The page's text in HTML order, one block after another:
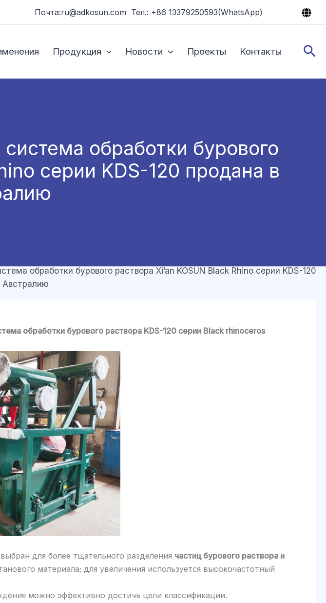
Почта:ru@adkosun.com Тел.: +86 13379250593(WhatsApp)
Продукция Новости Проекты Контакты
обработки бурового
серии KDS-120 продана в
обработки бурового раствора Xi’an KOSUN Black Rhino серии KDS-120
Австралию
обработки бурового раствора KDS-120 серии Black rhinoceros
для более тщательного разделения частиц бурового раствора и
материала; для увеличения используется высокочастотный
можно эффективно достичь цели классификации.